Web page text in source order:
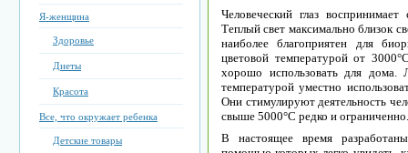
Я-женщина
Здоровье
Диеты
Красота
Все, что окружает ребенка
Детские товары
Человеческий глаз
Теплый свет максимально близок
наиболее благоприятен для
цветовой температурой от
хорошо использовать для дома.
температурой уместно
Они стимулируют деятельность
свыше 5000°С редко и ограниченно.
В настоящее время